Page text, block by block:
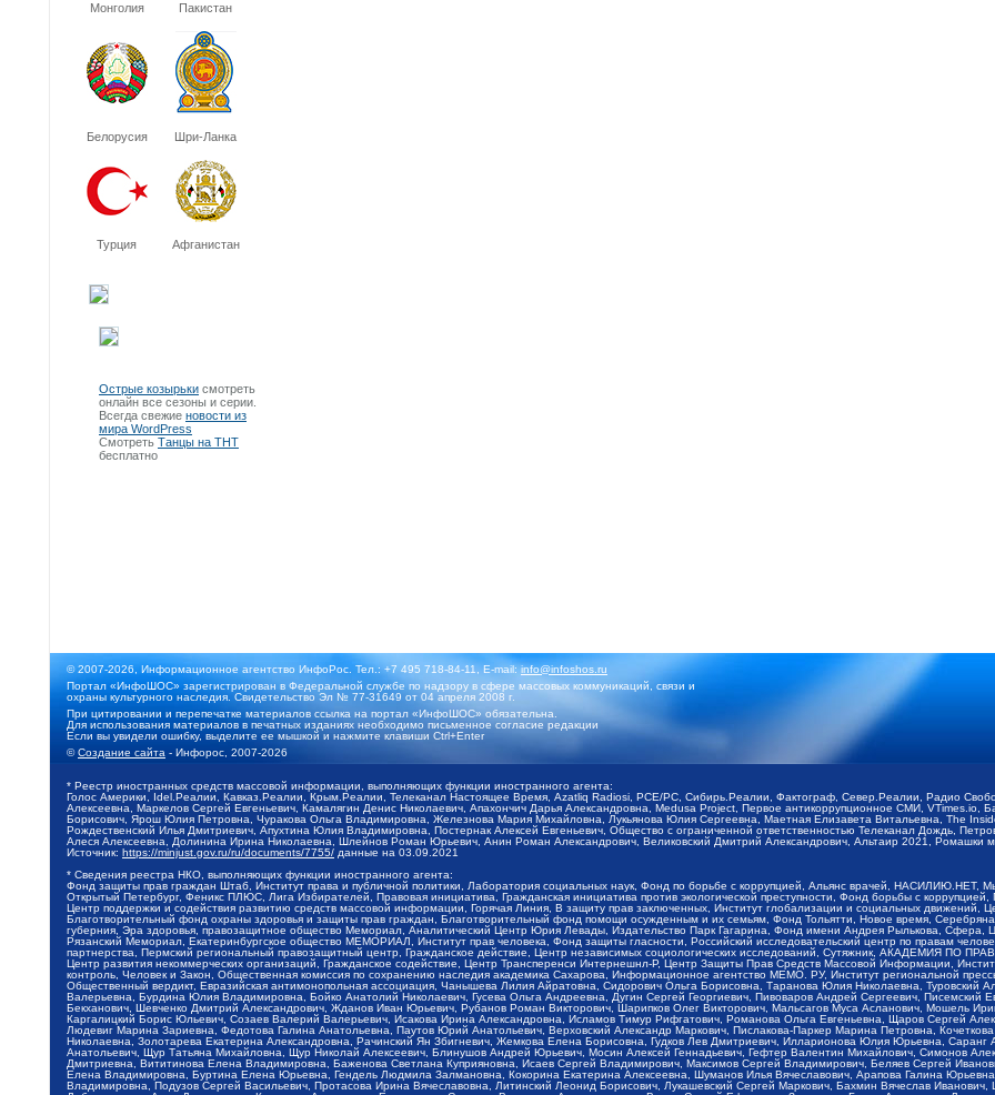
Монголия Пакистан
Белорусия Шри-Ланка
Турция Афганистан
Острые козырьки смотреть
онлайн все сезоны и серии.
Всегда свежие новости из
мира WordPress
Смотреть Танцы на ТНТ
бесплатно
© 2007-2026, Информационное агентство ИнфоРос. Тел.: +7 495 718-84-11, E-mail:info@infoshos.ru
Портал «ИнфоШОС» зарегистрирован в Федеральной службе по надзору в сфере массовых коммуникаций, связи и
охраны культурного наследия. Свидетельство Эл № 77-31649 от 04 апреля 2008 г.
При цитировании и перепечатке материалов ссылка на портал «ИнфоШОС» обязательна.
Для использования материалов в печатных изданиях необходимо письменное согласие редакции
Если вы увидели ошибку, выделите ее мышкой и нажмите клавиши Ctrl+Enter
©Создание сайта - Инфорос, 2007-2026
* Реестр иностранных средств массовой информации, выполняющих функции иностранного агента:
Голос Америки, Idel.Реалии, Кавказ.Реалии, Крым.Реалии, Телеканал Настоящее Время, Azatliq Radiosi, PCE/PC, Сибирь.Реалии, Фактограф, Север.Реалии, Радио
Алексеевна, Маркелов Сергей Евгеньевич, Камалягин Денис Николаевич, Апахончич Дарья Александровна, Medusa Project, Первое антикоррупционное СМИ,
Борисович, Ярош Юлия Петровна, Чуракова Ольга Владимировна, Железнова Мария Михайловна, Лукьянова Юлия Сергеевна, Маетная Елизавета Витальевна, The
Рождественский Илья Дмитриевич, Апухтина Юлия Владимировна, Постернак Алексей Евгеньевич, Общество с ограниченной ответственностью Телеканал Дождь,
Алеся Алексеевна, Долинина Ирина Николаевна, Шлейнов Роман Юрьевич, Анин Роман Александрович, Великовский Дмитрий Александрович, Альтаир 2021, Ромашки
Источник: https://minjust.gov.ru/ru/documents/7755/ данные на 03.09.2021
* Сведения реестра НКО, выполняющих функции иностранного агента:
Фонд защиты прав граждан Штаб, Институт права и публичной политики, Лаборатория социальных наук, Фонд по борьбе с коррупцией, Альянс врачей,
Открытый Петербург, Феникс ПЛЮС, Лига Избирателей, Правовая инициатива, Гражданская инициатива против экологической преступности, Фонд борьбы с
Центр поддержки и содействия развитию средств массовой информации, Горячая Линия, В защиту прав заключенных, Институт глобализации и социальных
Благотворительный фонд охраны здоровья и защиты прав граждан, Благотворительный фонд помощи осужденным и их семьям, Фонд Тольятти, Новое время,
губерния, Эра здоровья, правозащитное общество Мемориал, Аналитический Центр Юрия Левады, Издательство Парк Гагарина, Фонд имени Андрея Рылькова,
Рязанский Мемориал, Екатеринбургское общество МЕМОРИАЛ, Институт прав человека, Фонд защиты гласности, Российский исследовательский центр по правам
партнерства, Пермский региональный правозащитный центр, Гражданское действие, Центр независимых социологических исследований, Сутяжник, АКАДЕМИЯ ПО
Центр развития некоммерческих организаций, Гражданское содействие, Центр Трансперенси Интернешнл-Р, Центр Защиты Прав Средств Массовой Информации,
контроль, Человек и Закон, Общественная комиссия по сохранению наследия академика Сахарова, Информационное агентство МЕМО. РУ, Институт региональной
Общественный вердикт, Евразийская антимонопольная ассоциация, Чанышева Лилия Айратовна, Сидорович Ольга Борисовна, Таранова Юлия Николаевна, Туровский
Валерьевна, Бурдина Юлия Владимировна, Бойко Анатолий Николаевич, Гусева Ольга Андреевна, Дугин Сергей Георгиевич, Пивоваров Андрей Сергеевич, Писемский
Бекханович, Шевченко Дмитрий Александрович, Жданов Иван Юрьевич, Рубанов Роман Викторович, Шарипков Олег Викторович, Мальсагов Муса Асланович, Мошель
Каргалицкий Борис Юльевич, Созаев Валерий Валерьевич, Исакова Ирина Александровна, Исламов Тимур Рифгатович, Романова Ольга Евгеньевна, Щаров Сергей
Людевиг Марина Зариевна, Федотова Галина Анатольевна, Паутов Юрий Анатольевич, Верховский Александр Маркович, Пислакова-Паркер Марина Петровна,
Николаевна, Золотарева Екатерина Александровна, Рачинский Ян Збигневич, Жемкова Елена Борисовна, Гудков Лев Дмитриевич, Илларионова Юлия Юрьевна,
Анатольевич, Щур Татьяна Михайловна, Щур Николай Алексеевич, Блинушов Андрей Юрьевич, Мосин Алексей Геннадьевич, Гефтер Валентин Михайлович, Симонов
Дмитриевна, Вититинова Елена Владимировна, Баженова Светлана Куприяновна, Исаев Сергей Владимирович, Максимов Сергей Владимирович, Беляев Сергей
Елена Владимировна, Буртина Елена Юрьевна, Гендель Людмила Залмановна, Кокорина Екатерина Алексеевна, Шуманов Илья Вячеславович, Арапова Галина
Владимировна, Подузов Сергей Васильевич, Протасова Ирина Вячеславовна, Литинский Леонид Борисович, Лукашевский Сергей Маркович, Бахмин Вячеслав